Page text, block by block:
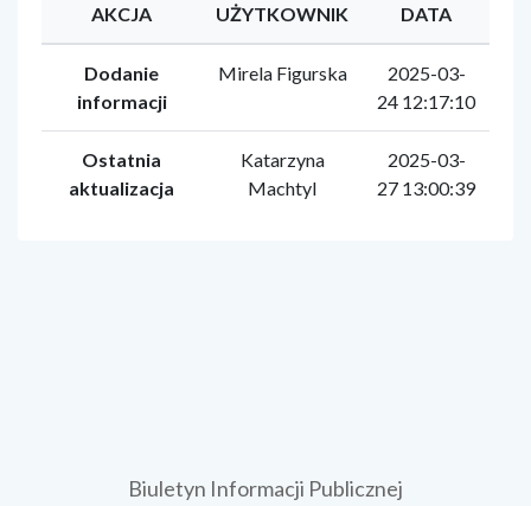
AKCJA UŻYTKOWNIK DATA
Dodanie
informacji
Mirela Figurska
2025-03-
24 12:17:10
Ostatnia
aktualizacja
Katarzyna
Machtyl
2025-03-
27 13:00:39
Biuletyn Informacji Publicznej